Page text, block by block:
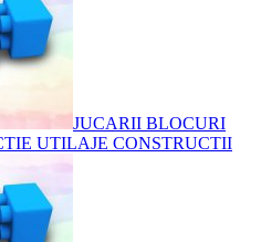
JUCARII BLOCURI
UTILAJE CONSTRUCTII